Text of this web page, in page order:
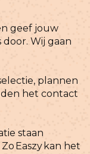
geef jouw
Wij gaan
plannen
het contact
staan
Easzy kan het